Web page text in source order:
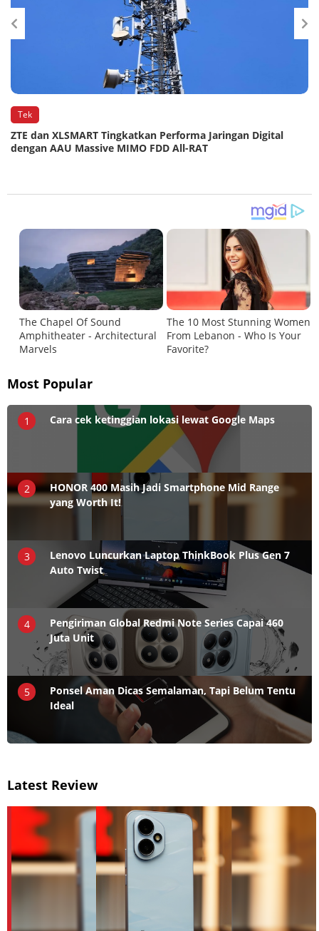
Tek
ZTE dan XLSMART Tingkatkan Performa Jaringan Digital
dengan AAU Massive MIMO FDD All-RAT
Most Popular
1 Cara cek ketinggian lokasi lewat Google Maps
2
HONOR 400 Masih Jadi Smartphone Mid Range
yang Worth It!
3
Lenovo Luncurkan Laptop ThinkBook Plus Gen 7
Auto Twist
4
Pengiriman Global Redmi Note Series Capai 460
Juta Unit
5
Ponsel Aman Dicas Semalaman, Tapi Belum Tentu
Ideal
Latest Review